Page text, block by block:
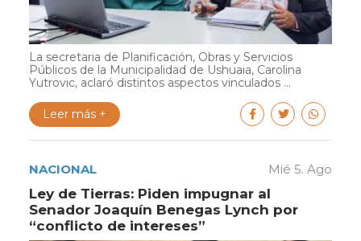
La secretaria de Planificación, Obras y Servicios
Públicos de la Municipalidad de Ushuaia, Carolina
Yutrovic, aclaró distintos aspectos vinculados ...
Leer más +
NACIONAL Mié 5. Ago
Ley de Tierras: Piden impugnar al
Senador Joaquín Benegas Lynch por
“conflicto de intereses”